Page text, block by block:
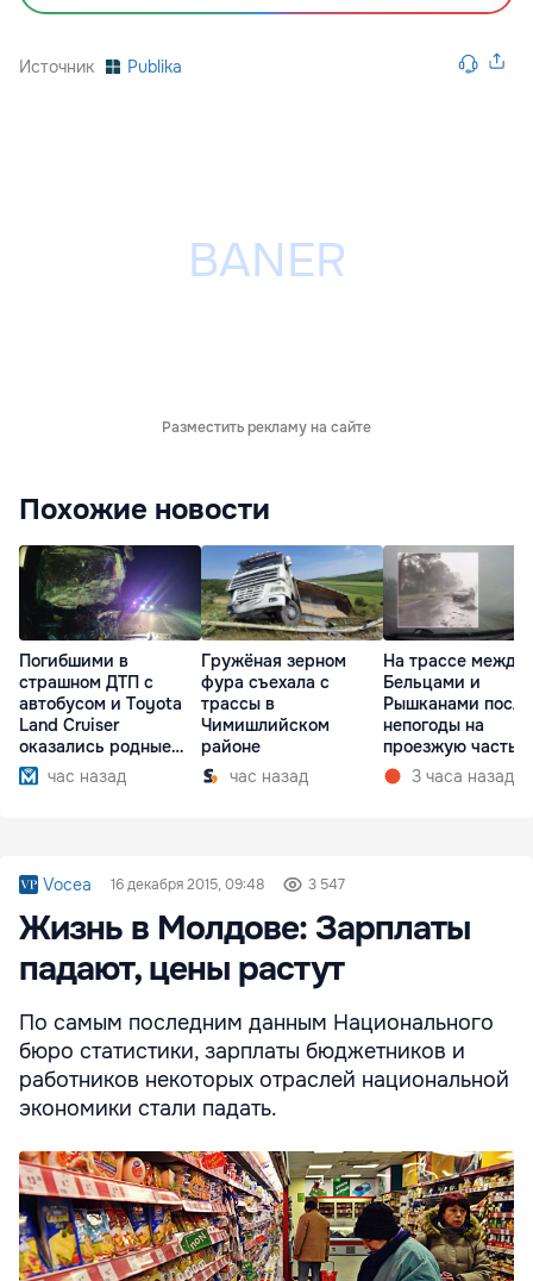
Источник Publika
Разместить рекламу на сайте
Похожие новости
Погибшими в
страшном ДТП с
автобусом и Toyota
Land Cruiser
оказались родные
братьячас назад
Гружёная зерном
фура съехала с
трассы в
Чимишлийском
районе
час назад
На трассе между
Бельцами и
Рышканами после
непогоды на
проезжую часть
упали деревья
3 часа назад
Vocea 16 декабря 2015, 09:48 3 547
Жизнь в Молдове: Зарплаты
падают, цены растут
По самым послед­ним данным Национального
бюро статистики, зарплаты бюджетников и
работников некоторых отраслей национальной
экономики стали па­дать.